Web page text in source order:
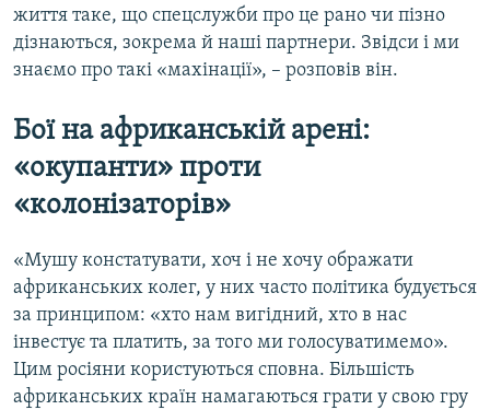
життя таке, що спецслужби про це рано чи пізно
дізнаються, зокрема й наші партнери. Звідси і ми
знаємо про такі «махінації», – розповів він.
Бої на африканській арені:
«окупанти» проти
«колонізаторів»
«Мушу констатувати, хоч і не хочу ображати
африканських колег, у них часто політика будується
за принципом: «хто нам вигідний, хто в нас
інвестує та платить, за того ми голосуватимемо».
Цим росіяни користуються сповна. Більшість
африканських країн намагаються грати у свою гру